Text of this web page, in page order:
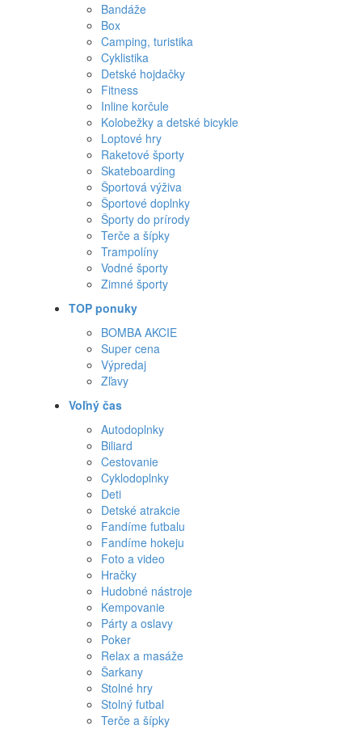
Bandáže
Box
Camping, turistika
Cyklistika
Detské hojdačky
Fitness
Inline korčule
Kolobežky a detské bicykle
Loptové hry
Raketové športy
Skateboarding
Športová výživa
Športové doplnky
Športy do prírody
Terče a šípky
Trampolíny
Vodné športy
Zimné športy
TOP ponuky
BOMBA AKCIE
Super cena
Výpredaj
Zľavy
Voľný čas
Autodoplnky
Biliard
Cestovanie
Cyklodoplnky
Deti
Detské atrakcie
Fandíme futbalu
Fandíme hokeju
Foto a video
Hračky
Hudobné nástroje
Kempovanie
Párty a oslavy
Poker
Relax a masáže
Šarkany
Stolné hry
Stolný futbal
Terče a šípky